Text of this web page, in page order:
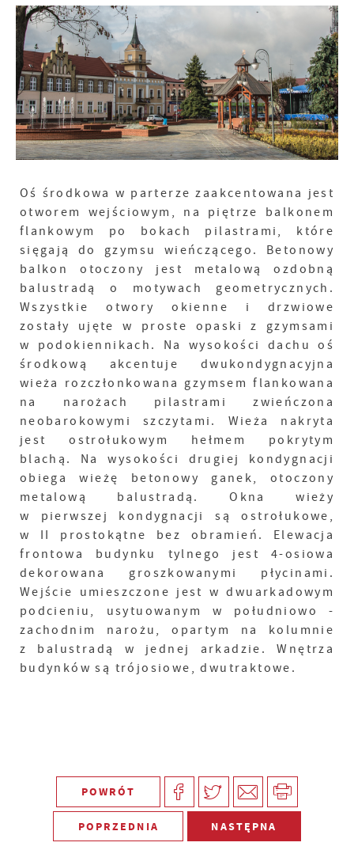
Oś środkowa w parterze zaakcentowana jest
otworem wejściowym, na piętrze balkonem
flankowym po bokach pilastrami, które
sięgają do gzymsu wieńczącego. Betonowy
balkon otoczony jest metalową ozdobną
balustradą o motywach geometrycznych.
Wszystkie otwory okienne i drzwiowe
zostały ujęte w proste opaski z gzymsami
w podokiennikach. Na wysokości dachu oś
środkową akcentuje dwukondygnacyjna
wieża rozczłonkowana gzymsem flankowana
na narożach pilastrami zwieńczona
neobarokowymi szczytami. Wieża nakryta
jest ostrołukowym hełmem pokrytym
blachą. Na wysokości drugiej kondygnacji
obiega wieżę betonowy ganek, otoczony
metalową balustradą. Okna wieży
w pierwszej kondygnacji są ostrołukowe,
w II prostokątne bez obramień. Elewacja
frontowa budynku tylnego jest 4-osiowa
dekorowana groszkowanymi płycinami.
Wejście umieszczone jest w dwuarkadowym
podcieniu, usytuowanym w południowo -
zachodnim narożu, opartym na kolumnie
z balustradą w jednej arkadzie. Wnętrza
budynków są trójosiowe, dwutraktowe.
POWRÓT
POPRZEDNIA NASTĘPNA